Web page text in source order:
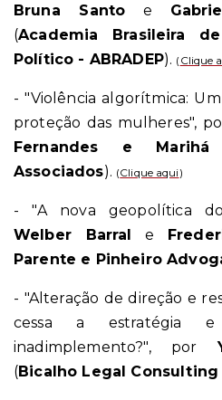
Bruna Santo e
(Academia Brasileira
Político - ABRADEP). ( Clique
- "Violência algorítmica:
proteção das mulheres",
Fernandes e Marihá
Associados). (Clique aqui )
- "A nova geopolítica
Welber Barral e
Parente e Pinheiro
- "Alteração de direção e
cessa a estratégia
inadimplemento?", por
(Bicalho Legal Consulting